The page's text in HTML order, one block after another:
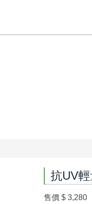
抗UV
售價 $ 3,280